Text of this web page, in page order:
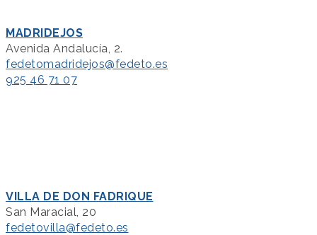
MADRIDEJOS
Avenida Andalucía, 2.
fedetomadridejos@fedeto.es
925 46 71 07
VILLA DE DON FADRIQUE
San Maracial, 20
fedetovilla@fedeto.es